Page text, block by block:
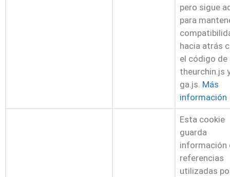
pero sigue
para
hacia atrás
el código de
theurchin.js
ga.js. Más
información
Esta cookie
guarda
información
referencias
utilizadas